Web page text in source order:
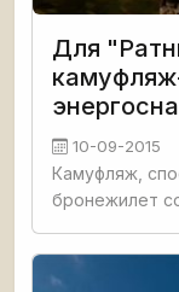
Для
10-09-2015
Камуфляж,
бронежилет
специалисты
"Ратник-2",